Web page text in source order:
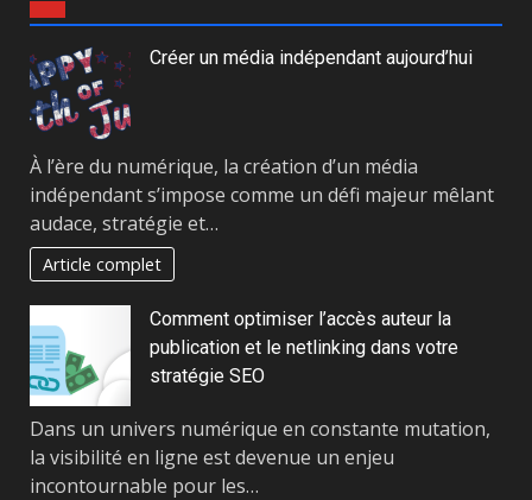
Créer un média indépendant aujourd’hui
À l’ère du numérique, la création d’un média
indépendant s’impose comme un défi majeur mêlant
audace, stratégie et…
Article complet
Comment optimiser l’accès auteur la
publication et le netlinking dans votre
stratégie SEO
Dans un univers numérique en constante mutation,
la visibilité en ligne est devenue un enjeu
incontournable pour les…